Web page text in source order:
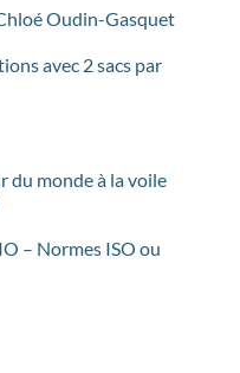
Oudin-Gasquet
avec 2 sacs par
du monde à la voile
– Normes ISO ou